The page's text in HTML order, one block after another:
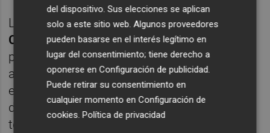
La Teniente Alcalde de Interior,Nuria
Campos, ha destacado que “la puesta a
punto de este sistema nos permite
anticiparnos al riesgo en un momento
especialmente sensible como es la llegada
del verano, cuando aumentan las
temperaturas y el peligro de incendios”.
del dispositivo. Sus elecciones se aplican
solo a este sitio web. Algunos proveedores
pueden basarse en el interés legítimo en
lugar del consentimiento; tiene derecho a
oponerse enConfiguración de publicidad
Puede retirar su consentimiento en
cualquier momento enConfiguración de
cookies .Política de privacidad